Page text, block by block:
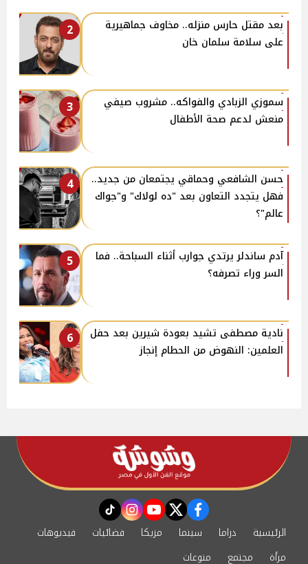
2
بعد مقتل حارس منزله.. مخاوف جماهيرية
على سلامة سلمان خان
3
سموزي الزبادي والفواكه.. مشروب صيفي
منعش لدعم صحة الأطفال
4
حسن الشافعي وحماقي يجتمعان من جديد..
فهل يتجدد التعاون بعد "ده لولاك" و"جواك
عالم"؟
5
آدم ساندلر يرتدي جوارب أثناء السباحة.. فما
السر وراء تصرفه؟
6
نادية مصطفى تشيد بعودة شيرين بعد حفل
العلمين: النهوض من الحطام إنجاز
facebook
twitter
youtube
instagram
tiktok
الرئيسية دراما سينما مزيكا فضائيات
فيديوهات
مرأة
مجتمع منوعات